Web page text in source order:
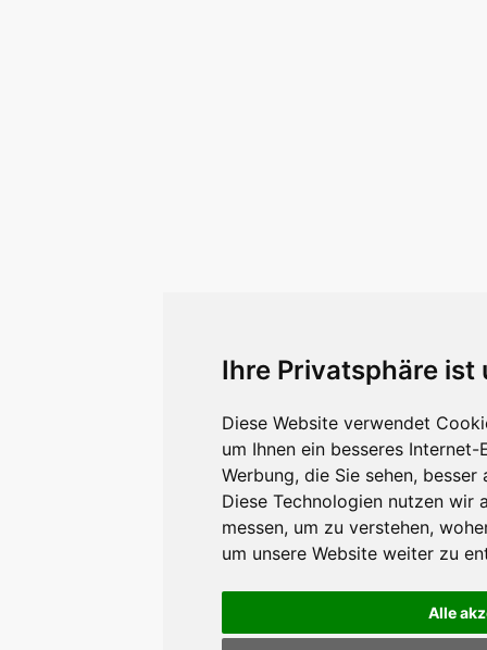
Ihre Privatsphäre ist
Diese Website verwendet
um Ihnen ein besseres
Werbung, die Sie sehen,
Diese Technologien nutzen wir
messen, um zu verstehen,
um unsere Website weiter zu
Alle